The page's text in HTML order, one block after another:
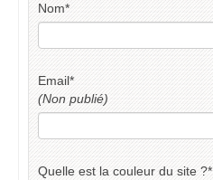
Nom*
Email*
(Non publié)
Quelle est la couleur du site ?*